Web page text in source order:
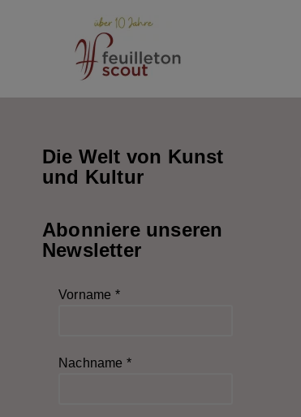
Die Welt von Kunst
und Kultur
Abonniere unseren
Newsletter
Vorname *
Nachname *